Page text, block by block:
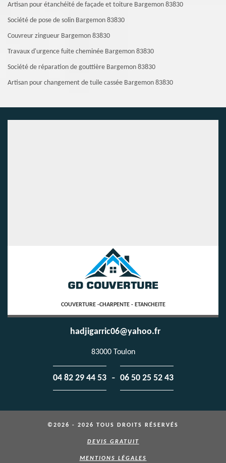
Artisan pour étanchéité de façade et toiture Bargemon 83830
Société de pose de solin Bargemon 83830
Couvreur zingueur Bargemon 83830
Travaux d'urgence fuite cheminée Bargemon 83830
Société de réparation de gouttière Bargemon 83830
Artisan pour changement de tuile cassée Bargemon 83830
COUVERTURE -CHARPENTE - ETANCHEITE
hadjigarric06@yahoo.fr
83000 Toulon
04 82 29 44 53 - 06 50 25 52 43
©2026 - 2026 TOUS DROITS RÉSERVÉS
DEVIS GRATUIT
MENTIONS LÉGALES